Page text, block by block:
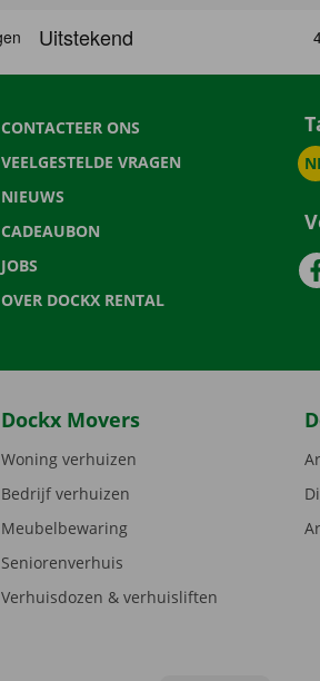
CONTACTEER ONS
VEELGESTELDE VRAGEN
NIEUWS
CADEAUBON
JOBS
OVER DOCKX RENTAL
Dockx Movers
Woning verhuizen
Bedrijf verhuizen
Meubelbewaring
Seniorenverhuis
Verhuisdozen & verhuisliften